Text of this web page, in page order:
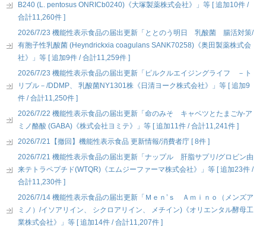
B240 (L. pentosus ONRICb0240)《大塚製薬株式会社》」等 [ 追加10件 /
合計11,260件 ]
2026/7/23 機能性表示食品の届出更新「ととのう明日 乳酸菌 腸活対策/
有胞子性乳酸菌 (Heyndrickxia coagulans SANK70258)《奥田製薬株式会
社》」等 [ 追加9件 / 合計11,259件 ]
2026/7/23 機能性表示食品の届出更新「ピルクルエイジングライフ －ト
リプル－/DDMP、 乳酸菌NY1301株《日清ヨーク株式会社》」等 [ 追加9
件 / 合計11,250件 ]
2026/7/22 機能性表示食品の届出更新「命のみそ キャベツとたまご/γ-ア
ミノ酪酸 (GABA)《株式会社ヨミテ》」等 [ 追加11件 / 合計11,241件 ]
2026/7/21【撤回】機能性表示食品 更新情報/消費者庁 [ 8件 ]
2026/7/21 機能性表示食品の届出更新「ナップル 肝脂サプリ/グロビン由
来テトラペプチド(WTQR)《エムジーファーマ株式会社》」等 [ 追加23件 /
合計11,230件 ]
2026/7/14 機能性表示食品の届出更新「Ｍｅｎ’ｓ Ａｍｉｎｏ（メンズア
ミノ）/イソアリイン、 シクロアリイン、 メチイン)《オリエンタル酵母工
業株式会社》」等 [ 追加14件 / 合計11,207件 ]